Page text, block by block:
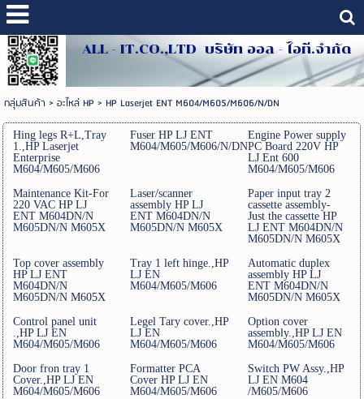
ALL - IT.CO.,LTD บริษัท ออล - ไอที.จำกัด
กลุ่มสินค้า > อะไหล่ HP> HP Laserjet ENT M604/M605/M606/N/DN
Hing legs R+L,Tray
1.,HP Laserjet
Enterprise
M604/M605/M606
Fuser HP LJ ENT
M604/M605/M606/N/DN
Engine Power supply
PC Board 220V HP
LJ Ent 600
M604/M605/M606
Maintenance Kit-For
220 VAC HP LJ
ENT M604DN/N
M605DN/N M605X
Laser/scanner
assembly HP LJ
ENT M604DN/N
M605DN/N M605X
Paper input tray 2
cassette assembly-
Just the cassette HP
LJ ENT M604DN/N
M605DN/N M605X
Top cover assembly
HP LJ ENT
M604DN/N
M605DN/N M605X
Tray 1 left hinge.,HP
LJ EN
M604/M605/M606
Automatic duplex
assembly HP LJ
ENT M604DN/N
M605DN/N M605X
Control panel unit
.,HP LJ EN
M604/M605/M606
Legel Tary cover.,HP
LJ EN
M604/M605/M606
Option cover
assembly.,HP LJ EN
M604/M605/M606
Door fron tray 1
Cover.,HP LJ EN
M604/M605/M606
Formatter PCA
Cover HP LJ EN
M604/M605/M606
Switch PW Assy.,HP
LJ EN M604
/M605/M606